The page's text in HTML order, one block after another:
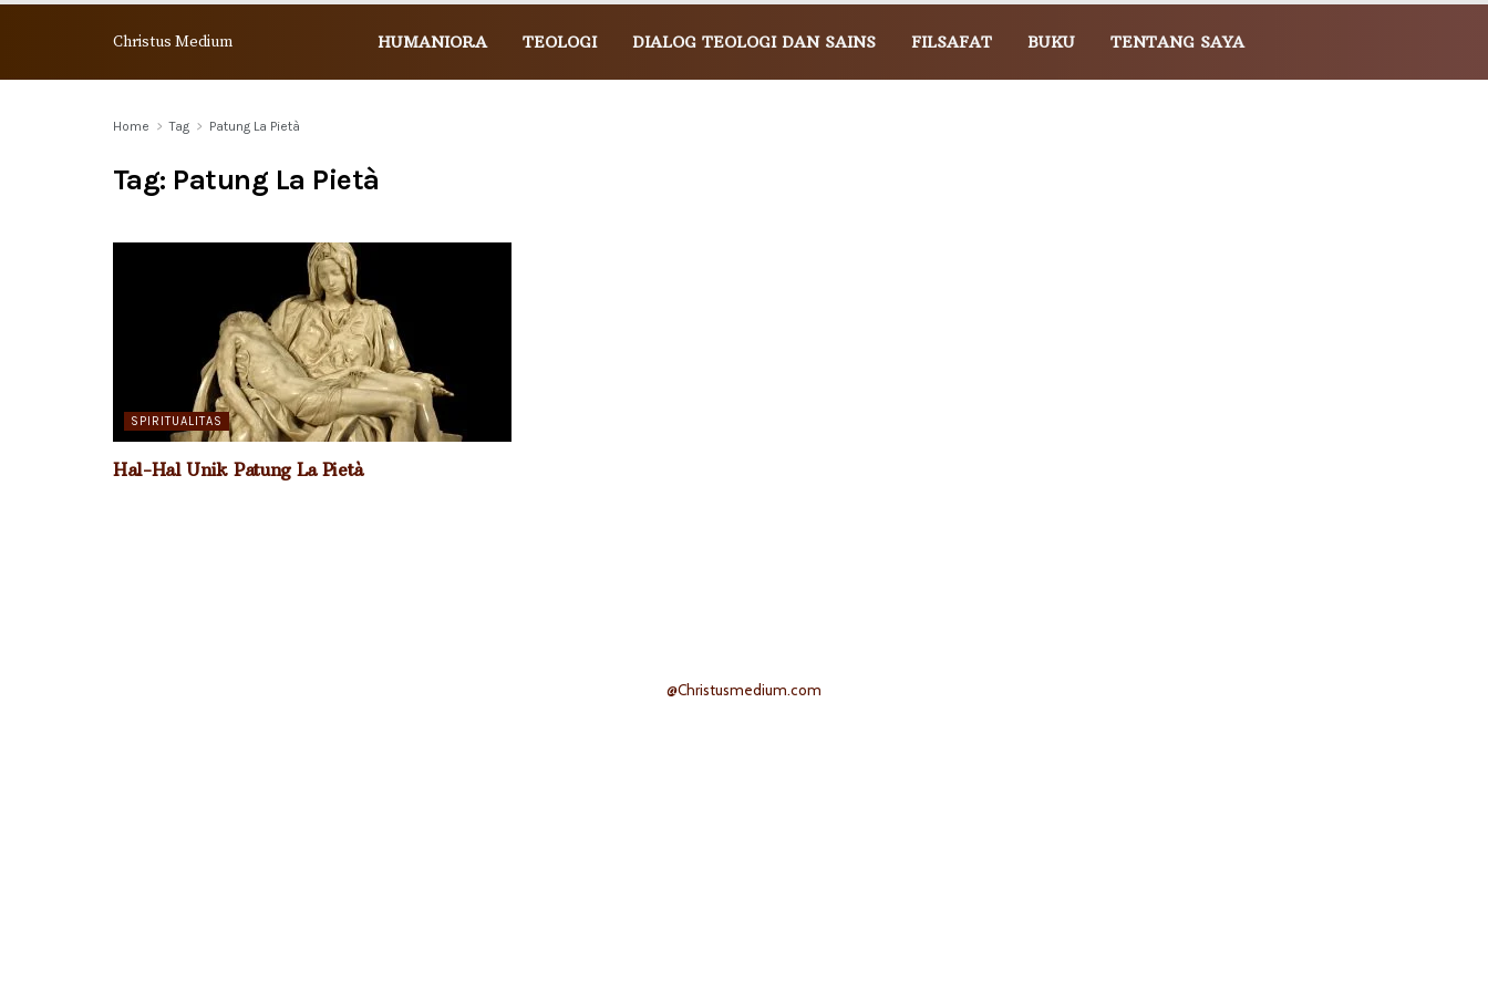
Christus Medium HUMANIORA TEOLOGI DIALOG TEOLOGI DAN SAINS FILSAFAT BUKU TENTANG SAYA
Home Tag Patung La Pietà
Tag: Patung La Pietà
SPIRITUALITAS
Hal-Hal Unik Patung La Pietà
@Christusmedium.com